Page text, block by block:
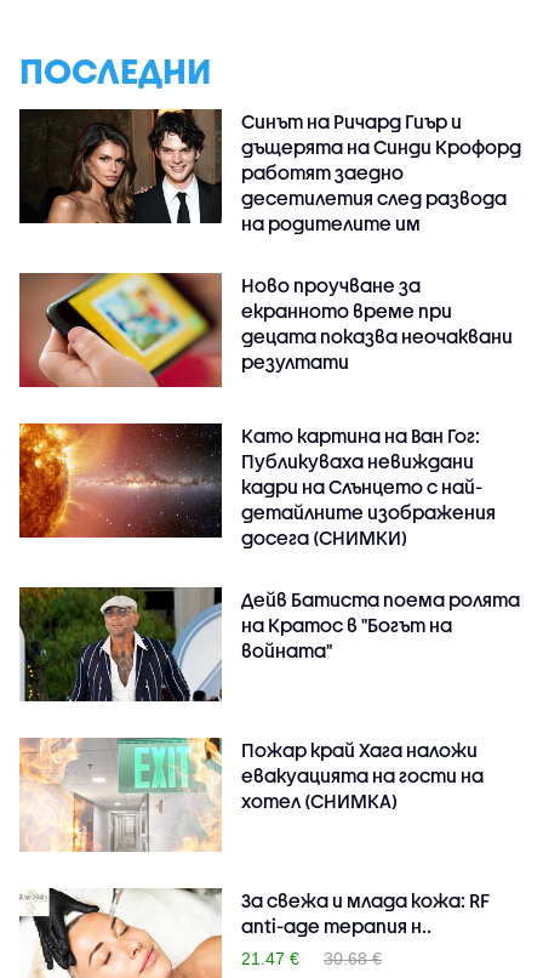
ПОСЛЕДНИ
Синът на Ричард Гиър и
дъщерята на Синди Крофорд
работят заедно
десетилетия след развода
на родителите им
Ново проучване за
екранното време при
децата показва неочаквани
резултати
Като картина на Ван Гог:
Публикуваха невиждани
кадри на Слънцето с най-
детайлните изображения
досега (СНИМКИ)
Дейв Батиста поема ролята
на Кратос в "Богът на
войната"
Пожар край Хага наложи
евакуацията на гости на
хотел (СНИМКА)
За свежа и млада кожа: RF
anti-age терапия н..
21.47 €
30.68 €